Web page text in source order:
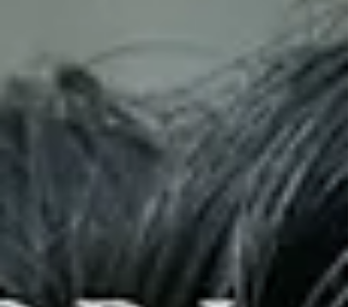
Silver Premium Series，最迷人之處就在於其流暢
複合材質工藝。 低調奢華的內斂藍灰： 鏡框採用
有清透感的灰藍調複合板材（GYBR），在不同光
下折射出如琉璃般深邃的迷人光澤，優雅且極具辨
識度。 經典 925 純銀細節： 鏡腳與鉸鏈處精緻點
的 925 純銀部件，隨著配戴時間的洗練，會展現出
獨一無二的銀器光澤，是懂看的人一眼就能認出的
高階品味。 亞洲專屬舒適設定： 經典的威靈頓框
（Wellington），搭配精緻的鈦金屬金屬鼻托與中
樑，不僅完美修飾臉型，更帶來極佳的輕量化與穩
定配戴感。 不論是日常職行的專業俐落，還是假日
休閒的優雅知性，金子眼鏡 KMP-21 都能完美融入